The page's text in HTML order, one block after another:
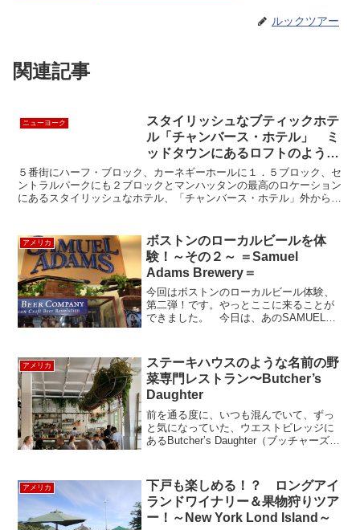
ルックツアー
関連記事
ニューヨーク
スタイリッシュなブティックホテ
ル「チャンバース・ホテル」 ミ
ッドタウンにあるロフトのよう
な”Chambers Hotel”
５番街にハーフ・ブロック、カーネギーホールに１．５ブロック、セ
ントラルパークにも２ブロックとマンハッタンの最高のロケーション
にあるスタイリッシュなホテル、「チャンバース・ホテル」外からは
アメリカ
ボストンのローカルビールを体
験！～その２～ ＝Samuel
Adams Brewery＝
今回はボストンのローカルビール体験、
第二弾！です。やっとここに来ることが
できました。 今日は、あのSAMUEL
のSTONY BROOK駅でおりて、徒歩１
０分。...
アメリカ
ステーキハウスのような名前の野
菜専門レストラン〜Butcher’s
Daughter
前を通る度に、いつも混んでいて、ずっ
と気になっていた、ウエストビレッジに
あるButcher’s Daughter（ブッチャーズ・
ステーキレストランのような名前です
が、...
アメリカ
下戸も楽しめる！？ ロングアイ
ランドワイナリー＆果物狩りツア
ー！～New York Lond Island～